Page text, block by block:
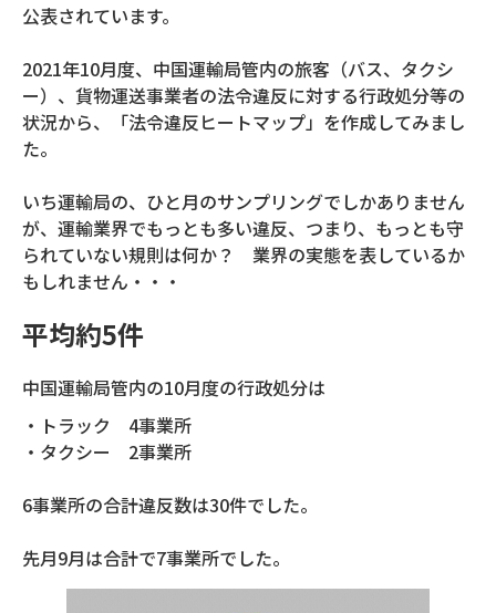
公表されています。
2021年10月度、中国運輸局管内の旅客（バス、タクシ
ー）、貨物運送事業者の法令違反に対する行政処分等の
状況から、「法令違反ヒートマップ」を作成してみまし
た。
いち運輸局の、ひと月のサンプリングでしかありません
が、運輸業界でもっとも多い違反、つまり、もっとも守
られていない規則は何か？ 業界の実態を表しているか
もしれません・・・
平均約5件
中国運輸局管内の10月度の行政処分は
・トラック 4事業所
・タクシー 2事業所
6事業所の合計違反数は30件でした。
先月9月は合計で7事業所でした。